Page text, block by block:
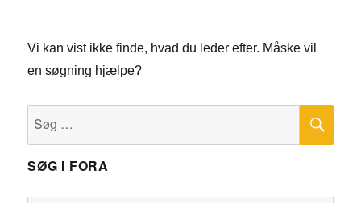
Vi kan vist ikke finde, hvad du leder efter. Måske vil
en søgning hjælpe?
SØG I FORA